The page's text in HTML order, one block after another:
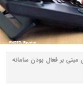
مبنی بر فعال بودن سامانه